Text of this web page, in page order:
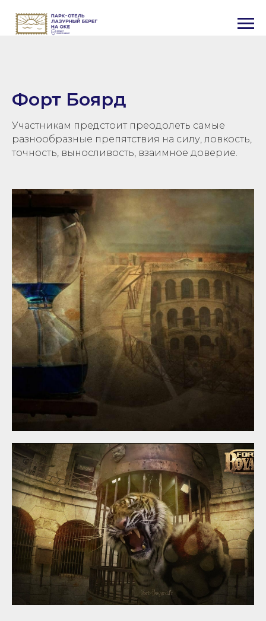
Форт Боярд
Участникам предстоит преодолеть самые
разнообразные препятствия на силу, ловкость,
точность, выносливость, взаимное доверие.